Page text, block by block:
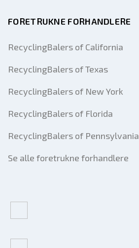
FORETRUKNE FORHANDLERE
RecyclingBalers of California
RecyclingBalers of Texas
RecyclingBalers of New York
RecyclingBalers of Florida
RecyclingBalers of Pennsylvania
Se alle foretrukne forhandlere